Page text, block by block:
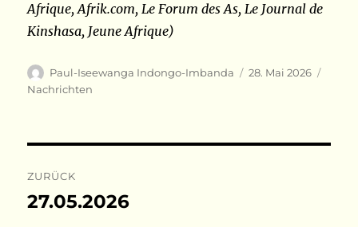
Afrique, Afrik.com, Le Forum des As, Le Journal de
Kinshasa, Jeune Afrique)
Autor
Paul-Iseewanga Indongo-Imbanda
Veröffentlicht
28. Mai 2026
Nachrichten
ZURÜCK
Vorheriger
27.05.2026